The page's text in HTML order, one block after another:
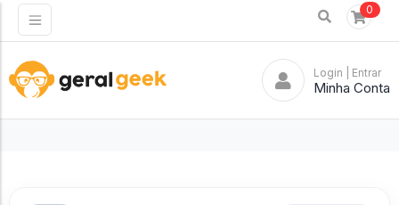
0
Login | Entrar
Minha Conta